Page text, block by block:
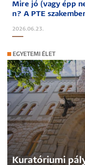
Mire jó (vagy épp
n? A PTE
2026.06.23.
EGYETEMI ÉLET
Kuratóriumi